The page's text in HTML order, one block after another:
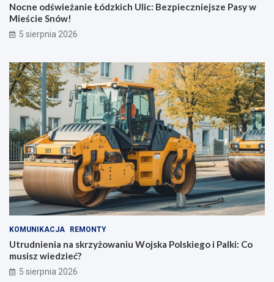
Nocne odświeżanie Łódzkich Ulic: Bezpieczniejsze Pasy w
Mieście Snów!
5 sierpnia 2026
KOMUNIKACJA REMONTY
Utrudnienia na skrzyżowaniu Wojska Polskiego i Palki: Co
musisz wiedzieć?
5 sierpnia 2026